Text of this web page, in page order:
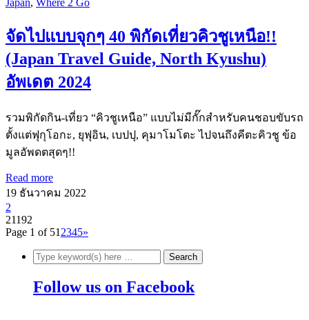
Japan, Where 2 Go
จัดไปแบบจุกๆ 40 พิกัดเที่ยวคิวชูเหนือ!!
(Japan Travel Guide, North Kyushu)
อัพเดต 2024
รวมพิกัดกิน-เที่ยว “คิวชูเหนือ” แบบไม่มีกั๊กสำหรับคนชอบขับรถ
ตั้งแต่ฟุกุโอกะ, ยุฟุอิน, เบปปุ, คุมาโมโตะ ไปจนถึงคีตะคิวชู ข้อ
มูลอัพดตสุดๆ!!
Read more
19 ธันวาคม 2022
2
21192
Page 1 of 51 2345»
Follow us on Facebook